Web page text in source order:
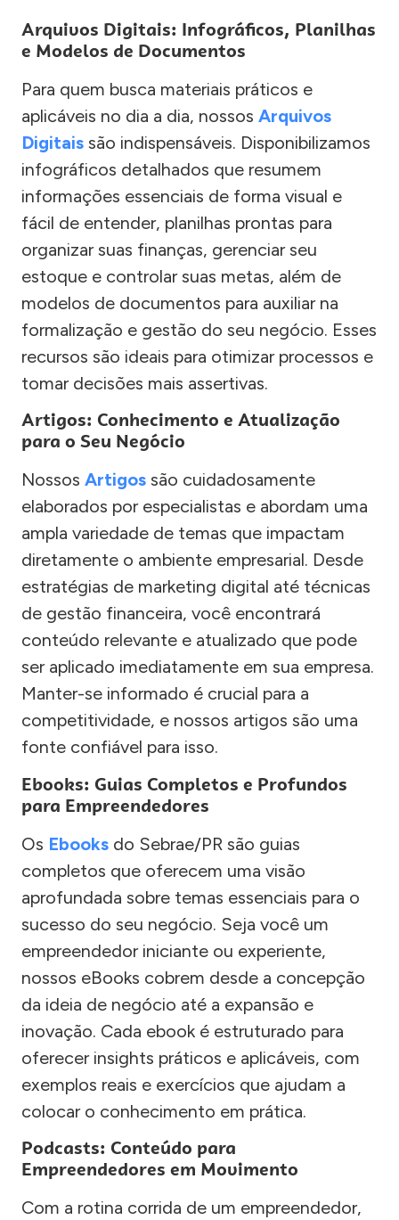
Arquivos Digitais: Infográficos, Planilhas
e Modelos de Documentos
Para quem busca materiais práticos e
aplicáveis no dia a dia, nossos Arquivos
Digitais são indispensáveis. Disponibilizamos
infográficos detalhados que resumem
informações essenciais de forma visual e
fácil de entender, planilhas prontas para
organizar suas finanças, gerenciar seu
estoque e controlar suas metas, além de
modelos de documentos para auxiliar na
formalização e gestão do seu negócio. Esses
recursos são ideais para otimizar processos e
tomar decisões mais assertivas.
Artigos: Conhecimento e Atualização
para o Seu Negócio
Nossos Artigos são cuidadosamente
elaborados por especialistas e abordam uma
ampla variedade de temas que impactam
diretamente o ambiente empresarial. Desde
estratégias de marketing digital até técnicas
de gestão financeira, você encontrará
conteúdo relevante e atualizado que pode
ser aplicado imediatamente em sua empresa.
Manter-se informado é crucial para a
competitividade, e nossos artigos são uma
fonte confiável para isso.
Ebooks: Guias Completos e Profundos
para Empreendedores
Os Ebooks do Sebrae/PR são guias
completos que oferecem uma visão
aprofundada sobre temas essenciais para o
sucesso do seu negócio. Seja você um
empreendedor iniciante ou experiente,
nossos eBooks cobrem desde a concepção
da ideia de negócio até a expansão e
inovação. Cada ebook é estruturado para
oferecer insights práticos e aplicáveis, com
exemplos reais e exercícios que ajudam a
colocar o conhecimento em prática.
Podcasts: Conteúdo para
Empreendedores em Movimento
Com a rotina corrida de um empreendedor,